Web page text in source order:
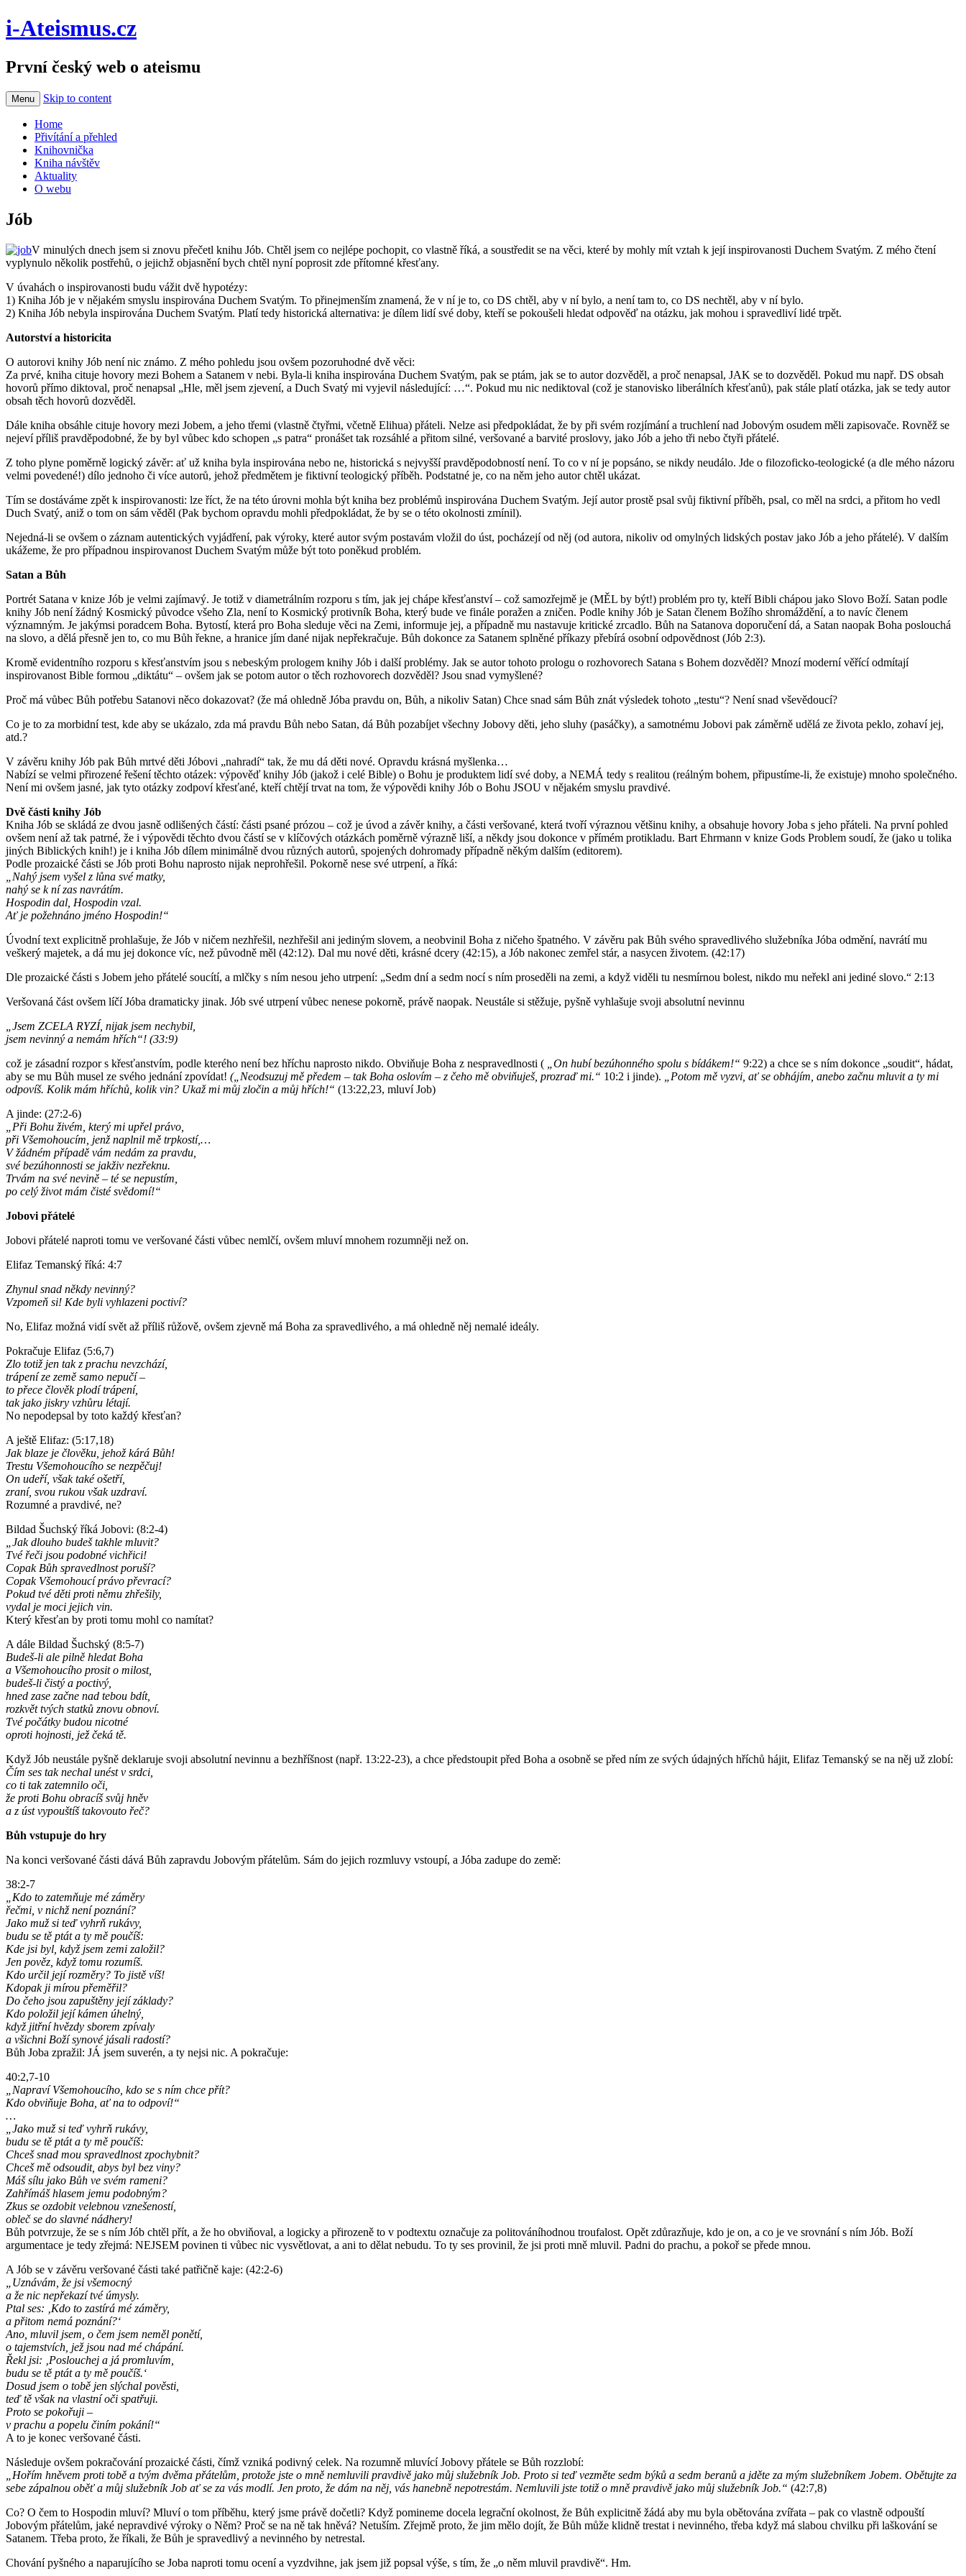
i-Ateismus.cz
První český web o ateismu
Menu Skip to content
Home
Přivítání a přehled
Knihovnička
Kniha návštěv
Aktuality
O webu
Jób
V minulých dnech jsem si znovu přečetl knihu Jób. Chtěl jsem co nejlépe pochopit, co vlastně říká, a soustředit se na věci, které by mohly mít vztah k její inspirovanosti Duchem Svatým. Z mého čtení
vyplynulo několik postřehů, o jejichž objasnění bych chtěl nyní poprosit zde přítomné křesťany.
V úvahách o inspirovanosti budu vážit dvě hypotézy:
1) Kniha Jób je v nějakém smyslu inspirována Duchem Svatým. To přinejmenším znamená, že v ní je to, co DS chtěl, aby v ní bylo, a není tam to, co DS nechtěl, aby v ní bylo.
2) Kniha Jób nebyla inspirována Duchem Svatým. Platí tedy historická alternativa: je dílem lidí své doby, kteří se pokoušeli hledat odpověď na otázku, jak mohou i spravedliví lidé trpět.
Autorství a historicita
O autorovi knihy Jób není nic známo. Z mého pohledu jsou ovšem pozoruhodné dvě věci:
Za prvé, kniha cituje hovory mezi Bohem a Satanem v nebi. Byla-li kniha inspirována Duchem Svatým, pak se ptám, jak se to autor dozvěděl, a proč nenapsal, JAK se to dozvěděl. Pokud mu např. DS obsah
hovorů přímo diktoval, proč nenapsal „Hle, měl jsem zjevení, a Duch Svatý mi vyjevil následující: …“. Pokud mu nic nediktoval (což je stanovisko liberálních křesťanů), pak stále platí otázka, jak se tedy autor
obsah těch hovorů dozvěděl.
Dále kniha obsáhle cituje hovory mezi Jobem, a jeho třemi (vlastně čtyřmi, včetně Elihua) přáteli. Nelze asi předpokládat, že by při svém rozjímání a truchlení nad Jobovým osudem měli zapisovače. Rovněž se
nejeví příliš pravděpodobné, že by byl vůbec kdo schopen „s patra“ pronášet tak rozsáhlé a přitom silné, veršované a barvité proslovy, jako Jób a jeho tři nebo čtyři přátelé.
Z toho plyne poměrně logický závěr: ať už kniha byla inspirována nebo ne, historická s nejvyšší pravděpodobností není. To co v ní je popsáno, se nikdy neudálo. Jde o filozoficko-teologické (a dle mého názoru
velmi povedené!) dílo jednoho či více autorů, jehož předmětem je fiktivní teologický příběh. Podstatné je, co na něm jeho autor chtěl ukázat.
Tím se dostáváme zpět k inspirovanosti: lze říct, že na této úrovni mohla být kniha bez problémů inspirována Duchem Svatým. Její autor prostě psal svůj fiktivní příběh, psal, co měl na srdci, a přitom ho vedl
Duch Svatý, aniž o tom on sám věděl (Pak bychom opravdu mohli předpokládat, že by se o této okolnosti zmínil).
Nejedná-li se ovšem o záznam autentických vyjádření, pak výroky, které autor svým postavám vložil do úst, pocházejí od něj (od autora, nikoliv od omylných lidských postav jako Jób a jeho přátelé). V dalším
ukážeme, že pro případnou inspirovanost Duchem Svatým může být toto poněkud problém.
Satan a Bůh
Portrét Satana v knize Jób je velmi zajímavý. Je totiž v diametrálním rozporu s tím, jak jej chápe křesťanství – což samozřejmě je (MĚL by být!) problém pro ty, kteří Bibli chápou jako Slovo Boží. Satan podle
knihy Jób není žádný Kosmický původce všeho Zla, není to Kosmický protivník Boha, který bude ve finále poražen a zničen. Podle knihy Jób je Satan členem Božího shromáždění, a to navíc členem
významným. Je jakýmsi poradcem Boha. Bytostí, která pro Boha sleduje věci na Zemi, informuje jej, a případně mu nastavuje kritické zrcadlo. Bůh na Satanova doporučení dá, a Satan naopak Boha poslouchá
na slovo, a dělá přesně jen to, co mu Bůh řekne, a hranice jím dané nijak nepřekračuje. Bůh dokonce za Satanem splněné příkazy přebírá osobní odpovědnost (Jób 2:3).
Kromě evidentního rozporu s křesťanstvím jsou s nebeským prologem knihy Jób i další problémy. Jak se autor tohoto prologu o rozhovorech Satana s Bohem dozvěděl? Mnozí moderní věřící odmítají
inspirovanost Bible formou „diktátu“ – ovšem jak se potom autor o těch rozhovorech dozvěděl? Jsou snad vymyšlené?
Proč má vůbec Bůh potřebu Satanovi něco dokazovat? (že má ohledně Jóba pravdu on, Bůh, a nikoliv Satan) Chce snad sám Bůh znát výsledek tohoto „testu“? Není snad vševědoucí?
Co je to za morbidní test, kde aby se ukázalo, zda má pravdu Bůh nebo Satan, dá Bůh pozabíjet všechny Jobovy děti, jeho sluhy (pasáčky), a samotnému Jobovi pak záměrně udělá ze života peklo, zohaví jej,
atd.?
V závěru knihy Jób pak Bůh mrtvé děti Jóbovi „nahradí“ tak, že mu dá děti nové. Opravdu krásná myšlenka…
Nabízí se velmi přirozené řešení těchto otázek: výpověď knihy Jób (jakož i celé Bible) o Bohu je produktem lidí své doby, a NEMÁ tedy s realitou (reálným bohem, připustíme-li, že existuje) mnoho společného.
Není mi ovšem jasné, jak tyto otázky zodpoví křesťané, kteří chtějí trvat na tom, že výpovědi knihy Jób o Bohu JSOU v nějakém smyslu pravdivé.
Dvě části knihy Jób
Kniha Jób se skládá ze dvou jasně odlišených částí: části psané prózou – což je úvod a závěr knihy, a části veršované, která tvoří výraznou většinu knihy, a obsahuje hovory Joba s jeho přáteli. Na první pohled
ovšem není až tak patrné, že i výpovědi těchto dvou částí se v klíčových otázkách poměrně výrazně liší, a někdy jsou dokonce v přímém protikladu. Bart Ehrmann v knize Gods Problem soudí, že (jako u tolika
jiných Biblických knih!) je i kniha Jób dílem minimálně dvou různých autorů, spojených dohromady případně někým dalším (editorem).
Podle prozaické části se Jób proti Bohu naprosto nijak neprohřešil. Pokorně nese své utrpení, a říká:
„Nahý jsem vyšel z lůna své matky,
nahý se k ní zas navrátím.
Hospodin dal, Hospodin vzal.
Ať je požehnáno jméno Hospodin!“
Úvodní text explicitně prohlašuje, že Jób v ničem nezhřešil, nezhřešil ani jediným slovem, a neobvinil Boha z ničeho špatného. V závěru pak Bůh svého spravedlivého služebníka Jóba odmění, navrátí mu
veškerý majetek, a dá mu jej dokonce víc, než původně měl (42:12). Dal mu nové děti, krásné dcery (42:15), a Jób nakonec zemřel stár, a nasycen životem. (42:17)
Dle prozaické části s Jobem jeho přátelé soucítí, a mlčky s ním nesou jeho utrpení: „Sedm dní a sedm nocí s ním proseděli na zemi, a když viděli tu nesmírnou bolest, nikdo mu neřekl ani jediné slovo.“ 2:13
Veršovaná část ovšem líčí Jóba dramaticky jinak. Jób své utrpení vůbec nenese pokorně, právě naopak. Neustále si stěžuje, pyšně vyhlašuje svoji absolutní nevinnu
„Jsem ZCELA RYZÍ, nijak jsem nechybil,
jsem nevinný a nemám hřích“! (33:9)
což je zásadní rozpor s křesťanstvím, podle kterého není bez hříchu naprosto nikdo. Obviňuje Boha z nespravedlnosti ( „On hubí bezúhonného spolu s bídákem!“ 9:22) a chce se s ním dokonce „soudit“, hádat,
aby se mu Bůh musel ze svého jednání zpovídat! („Neodsuzuj mě předem – tak Boha oslovím – z čeho mě obviňuješ, prozraď mi.“ 10:2 i jinde).
„Potom mě vyzvi, ať se obhájím, anebo začnu mluvit a ty mi
odpovíš. Kolik mám hříchů, kolik vin? Ukaž mi můj zločin a můj hřích!“ (13:22,23, mluví Job)
A jinde: (27:2-6)
„Při Bohu živém, který mi upřel právo,
při Všemohoucím, jenž naplnil mě trpkostí,…
V žádném případě vám nedám za pravdu,
své bezúhonnosti se jakživ nezřeknu.
Trvám na své nevině – té se nepustím,
po celý život mám čisté svědomí!“
Jobovi přátelé
Jobovi přátelé naproti tomu ve veršované části vůbec nemlčí, ovšem mluví mnohem rozumněji než on.
Elifaz Temanský říká: 4:7
Zhynul snad někdy nevinný?
Vzpomeň si! Kde byli vyhlazeni poctiví?
No, Elifaz možná vidí svět až příliš růžově, ovšem zjevně má Boha za spravedlivého, a má ohledně něj nemalé ideály.
Pokračuje Elifaz (5:6,7)
Zlo totiž jen tak z prachu nevzchází,
trápení ze země samo nepučí –
to přece člověk plodí trápení,
tak jako jiskry vzhůru létají.
No nepodepsal by toto každý křesťan?
A ještě Elifaz: (5:17,18)
Jak blaze je člověku, jehož kárá Bůh!
Trestu Všemohoucího se nezpěčuj!
On udeří, však také ošetří,
zraní, svou rukou však uzdraví.
Rozumné a pravdivé, ne?
Bildad Šuchský říká Jobovi: (8:2-4)
„Jak dlouho budeš takhle mluvit?
Tvé řeči jsou podobné vichřici!
Copak Bůh spravedlnost poruší?
Copak Všemohoucí právo převrací?
Pokud tvé děti proti němu zhřešily,
vydal je moci jejich vin.
Který křesťan by proti tomu mohl co namítat?
A dále Bildad Šuchský (8:5-7)
Budeš-li ale pilně hledat Boha
a Všemohoucího prosit o milost,
budeš-li čistý a poctivý,
hned zase začne nad tebou bdít,
rozkvět tvých statků znovu obnoví.
Tvé počátky budou nicotné
oproti hojnosti, jež čeká tě.
Když Jób neustále pyšně deklaruje svoji absolutní nevinnu a bezhříšnost (např. 13:22-23), a chce předstoupit před Boha a osobně se před ním ze svých údajných hříchů hájit, Elifaz Temanský se na něj už zlobí:
Čím ses tak nechal unést v srdci,
co ti tak zatemnilo oči,
že proti Bohu obracíš svůj hněv
a z úst vypouštíš takovouto řeč?
Bůh vstupuje do hry
Na konci veršované části dává Bůh zapravdu Jobovým přátelům. Sám do jejich rozmluvy vstoupí, a Jóba zadupe do země:
38:2-7
„Kdo to zatemňuje mé záměry
řečmi, v nichž není poznání?
Jako muž si teď vyhrň rukávy,
budu se tě ptát a ty mě poučíš:
Kde jsi byl, když jsem zemi založil?
Jen pověz, když tomu rozumíš.
Kdo určil její rozměry? To jistě víš!
Kdopak ji mírou přeměřil?
Do čeho jsou zapuštěny její základy?
Kdo položil její kámen úhelný,
když jitřní hvězdy sborem zpívaly
a všichni Boží synové jásali radostí?
Bůh Joba zpražil: JÁ jsem suverén, a ty nejsi nic. A pokračuje:
40:2,7-10
„Napraví Všemohoucího, kdo se s ním chce přít?
Kdo obviňuje Boha, ať na to odpoví!“
…
„Jako muž si teď vyhrň rukávy,
budu se tě ptát a ty mě poučíš:
Chceš snad mou spravedlnost zpochybnit?
Chceš mě odsoudit, abys byl bez viny?
Máš sílu jako Bůh ve svém rameni?
Zahřímáš hlasem jemu podobným?
Zkus se ozdobit velebnou vznešeností,
obleč se do slavné nádhery!
Bůh potvrzuje, že se s ním Jób chtěl přít, a že ho obviňoval, a logicky a přirozeně to v podtextu označuje za politováníhodnou troufalost. Opět zdůrazňuje, kdo je on, a co je ve srovnání s ním Jób. Boží
argumentace je tedy zřejmá: NEJSEM povinen ti vůbec nic vysvětlovat, a ani to dělat nebudu. To ty ses provinil, že jsi proti mně mluvil. Padni do prachu, a pokoř se přede mnou.
A Jób se v závěru veršované části také patřičně kaje: (42:2-6)
„Uznávám, že jsi všemocný
a že nic nepřekazí tvé úmysly.
Ptal ses: ‚Kdo to zastírá mé záměry,
a přitom nemá poznání?‘
Ano, mluvil jsem, o čem jsem neměl ponětí,
o tajemstvích, jež jsou nad mé chápání.
Řekl jsi: ‚Poslouchej a já promluvím,
budu se tě ptát a ty mě poučíš.‘
Dosud jsem o tobě jen slýchal pověsti,
teď tě však na vlastní oči spatřuji.
Proto se pokořuji –
v prachu a popelu činím pokání!“
A to je konec veršované části.
Následuje ovšem pokračování prozaické části, čímž vzniká podivný celek. Na rozumně mluvící Jobovy přátele se Bůh rozzlobí:
„Hořím hněvem proti tobě a tvým dvěma přátelům, protože jste o mně nemluvili pravdivě jako můj služebník Job. Proto si teď vezměte sedm býků a sedm beranů a jděte za mým služebníkem Jobem. Obětujte za
sebe zápalnou oběť a můj služebník Job ať se za vás modlí. Jen proto, že dám na něj, vás hanebně nepotrestám. Nemluvili jste totiž o mně pravdivě jako můj služebník Job.“ (42:7,8)
Co? O čem to Hospodin mluví? Mluví o tom příběhu, který jsme právě dočetli? Když pomineme docela legrační okolnost, že Bůh explicitně žádá aby mu byla obětována zvířata – pak co vlastně odpouští
Jobovým přátelům, jaké nepravdivé výroky o Něm? Proč se na ně tak hněvá? Netuším. Zřejmě proto, že jim mělo dojít, že Bůh může klidně trestat i nevinného, třeba když má slabou chvilku při laškování se
Satanem. Třeba proto, že říkali, že Bůh je spravedlivý a nevinného by netrestal.
Chování pyšného a naparujícího se Joba naproti tomu ocení a vyzdvihne, jak jsem již popsal výše, s tím, že „o něm mluvil pravdivě“. Hm.